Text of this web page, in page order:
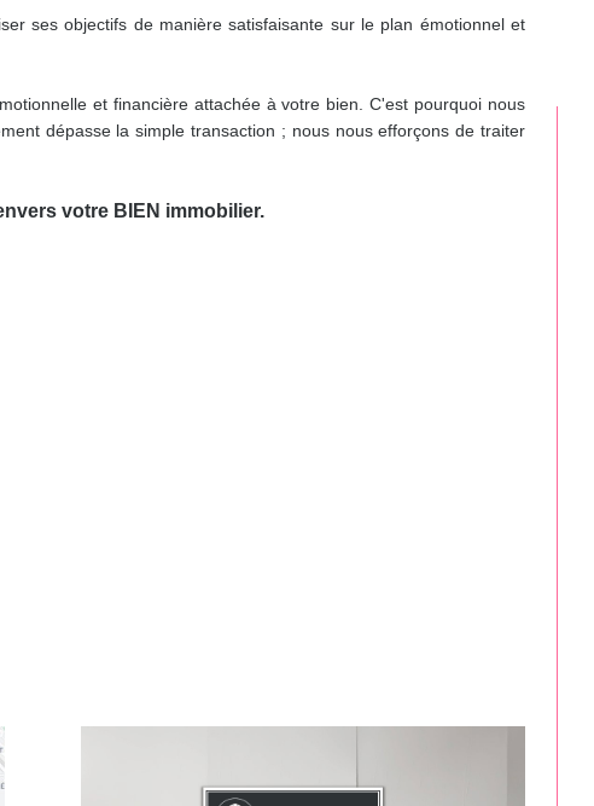
ses objectifs de manière satisfaisante sur le plan émotionnel et
et financière attachée à votre bien. C'est pourquoi nous
dépasse la simple transaction ; nous nous efforçons de traiter
votre BIEN immobilier.